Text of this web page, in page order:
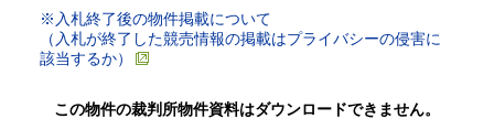
※入札終了後の物件掲載について
（入札が終了した競売情報の掲載はプライバシーの侵害に
該当するか）
この物件の裁判所物件資料はダウンロードできません。